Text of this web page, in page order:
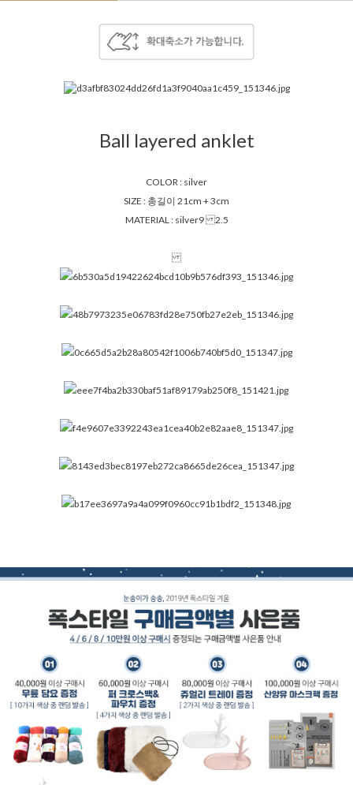
Ball layered anklet
COLOR : silver
SIZE : 총길이 21cm + 3cm
MATERIAL : silver9
2.5